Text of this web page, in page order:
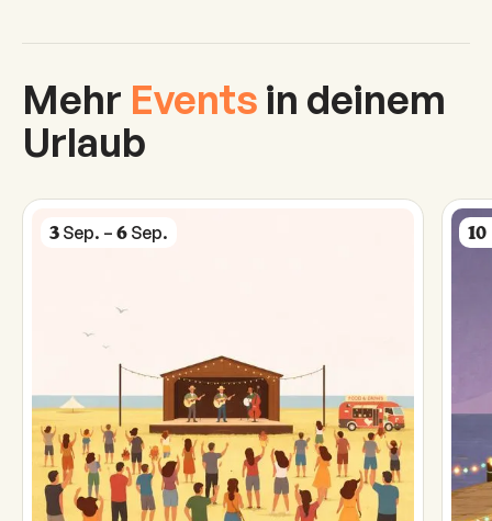
Mehr Events in deinem
Urlaub
3 Sep. – 6 Sep. 10